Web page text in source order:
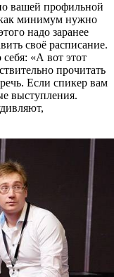
вашей профильной
как минимум нужно
надо заранее
своё расписание.
«А вот этот
прочитать
Если спикер вам
выступления.